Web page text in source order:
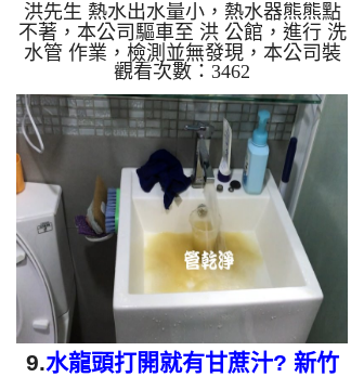
新北 三重 力行路 水管清洗
洪先生 熱水出水量小，熱水器熊熊點
不著，本公司驅車至 洪 公館，進行 洗
水管 作業，檢測並無發現，本公司裝
設 高周波水管清洗機，灌入 檸檬酸 至
水管，等了約15分，開啟 水管清洗機
，啟動 螺旋波 模式，一洗水管就流出
濃郁的湯汁，看起來跟十全大補湯一
樣，兩個多小時後，熱水出水量恢復，
熱水器可以正常使用了。 如是自來
水，如水管老化，會產生鐵鏽跟泥沙堆
積，洗出來的水就會是咖啡色，地下水
含有氧化錳，管壁上會結成黑色管垢，
洗出來的水會跟石油一樣黑，有些洗出
綠色的水，是因為裡面有銅的物質，生
鏽產生銅...
觀看次數：3462
9.水龍頭打開就有甘蔗汁? 新竹